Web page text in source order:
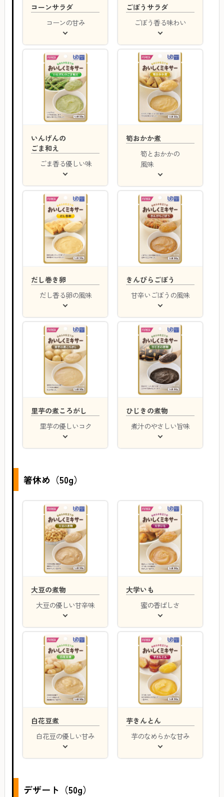
コーンサラダ
コーンの甘み
ごぼうサラダ
ごぼう香る味わい
いんげんの
ごま和え
ごま香る優しい味
筍おかか煮
筍とおかかの
風味
だし巻き卵
だし香る卵の風味
きんぴらごぼう
甘辛いごぼうの風味
里芋の煮ころがし
里芋の優しいコク
ひじきの煮物
煮汁のやさしい旨味
箸休め（50g）
大豆の煮物
大豆の優しい甘辛味
大学いも
蜜の香ばしさ
白花豆煮
白花豆の優しい甘み
芋きんとん
芋のなめらかな甘み
デザート（50g）